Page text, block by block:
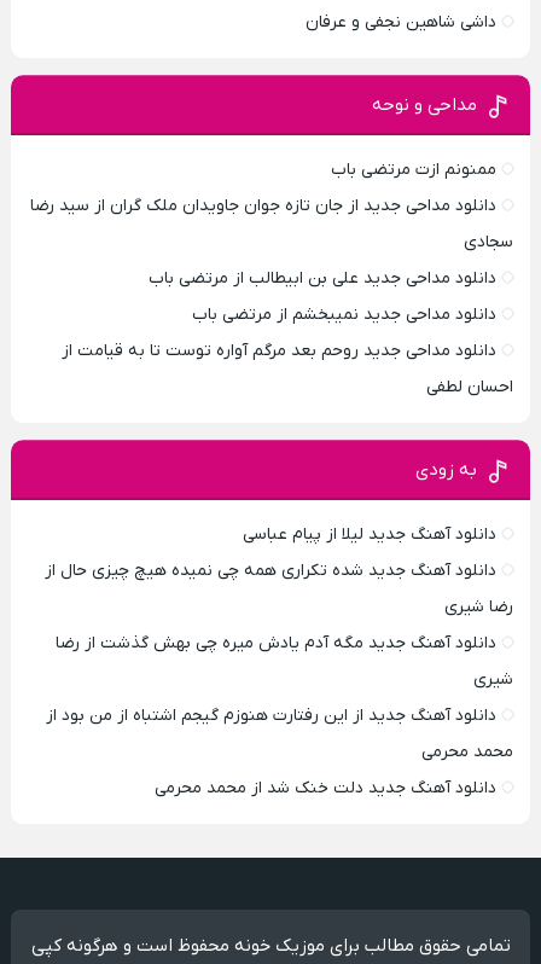
داشی شاهین نجفی و عرفان
مداحی و نوحه
ممنونم ازت مرتضی باب
دانلود مداحی جدید از جان تازه جوان جاویدان ملک گران از سید رضا
سجادی
دانلود مداحی جدید علی بن ابیطالب از مرتضی باب
دانلود مداحی جدید نمیبخشم از مرتضی باب
دانلود مداحی جدید روحم بعد مرگم آواره توست تا به قیامت از
احسان لطفی
به زودی
دانلود آهنگ جدید لیلا از پیام عباسی
دانلود آهنگ جدید شده تکراری همه چی نمیده هیچ چیزی حال از
رضا شیری
دانلود آهنگ جدید مگه آدم یادش میره چی بهش گذشت از رضا
شیری
دانلود آهنگ جدید از این رفتارت هنوزم گیجم اشتباه از من بود از
محمد محرمی
دانلود آهنگ جدید دلت خنک شد از محمد محرمی
تمامی حقوق مطالب برای موزیک خونه محفوظ است و هرگونه کپی